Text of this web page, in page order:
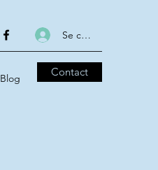
Se connecter
Blog Contact